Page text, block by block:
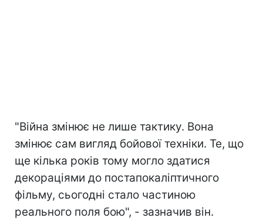
"Війна змінює не лише тактику. Вона
змінює сам вигляд бойової техніки. Те, що
ще кілька років тому могло здатися
декораціями до постапокаліптичного
фільму, сьогодні стало частиною
реального поля бою", - зазначив він.